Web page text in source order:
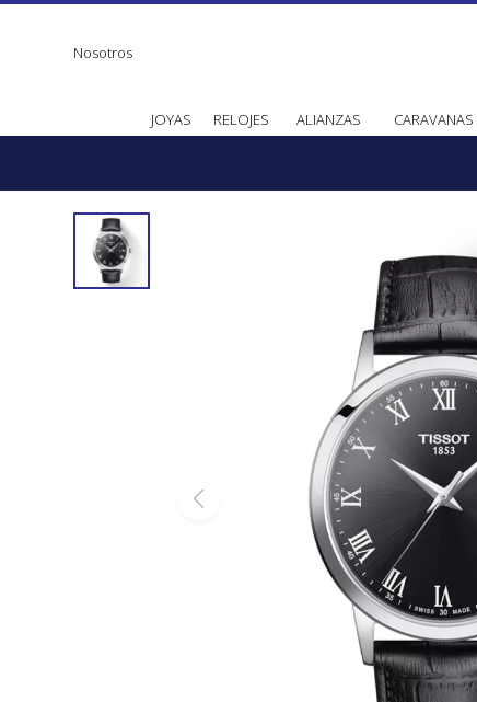
JOYAS RELOJES ALIANZAS
Nosotros